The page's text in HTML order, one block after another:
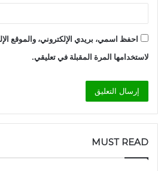
احفظ اسمي، بريدي الإلكتروني، والموقع
لاستخدامها المرة المقبلة في تعليقي.
MUST READ